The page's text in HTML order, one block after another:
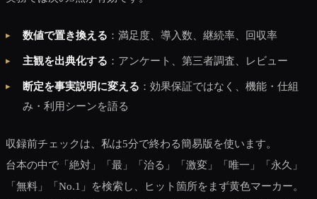
数値で置き換える ：満足度、導入数、継続率、回収率
主観を出典化する ：アンケート、第三者調査、レビュー
断定を事実説明に変える ：効果保証ではなく、機能・仕組
み・利用シーンを語る
収録前チェックは、私は5分で終わる簡易版を使います。
台本の中で「絶対」「最」「治る」「激変」「唯一」「永久」
「無料」「No.1」を検索し、ヒット箇所をまず黄色マーカー。